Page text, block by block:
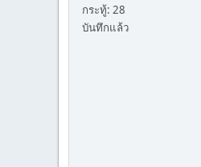
กระทู้: 28
บันทึกแล้ว